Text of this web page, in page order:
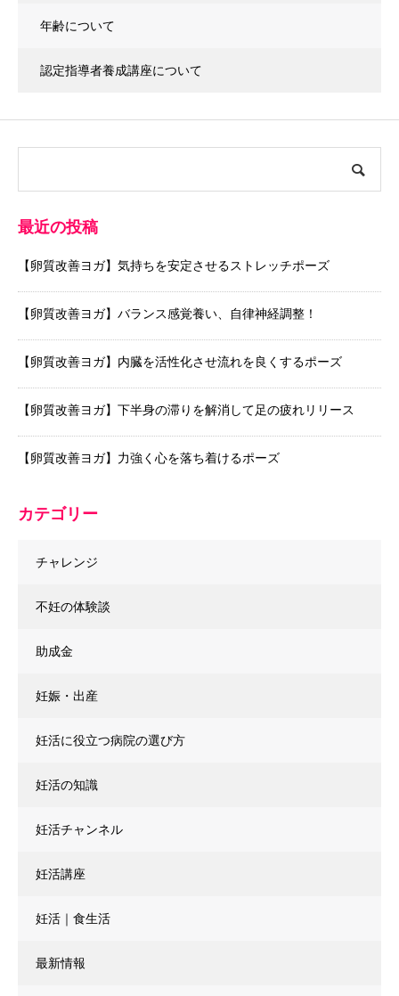
年齢について
認定指導者養成講座について
最近の投稿
【卵質改善ヨガ】気持ちを安定させるストレッチポーズ
【卵質改善ヨガ】バランス感覚養い、自律神経調整！
【卵質改善ヨガ】内臓を活性化させ流れを良くするポーズ
【卵質改善ヨガ】下半身の滞りを解消して足の疲れリリース
【卵質改善ヨガ】力強く心を落ち着けるポーズ
カテゴリー
チャレンジ
不妊の体験談
助成金
妊娠・出産
妊活に役立つ病院の選び方
妊活の知識
妊活チャンネル
妊活講座
妊活｜食生活
最新情報